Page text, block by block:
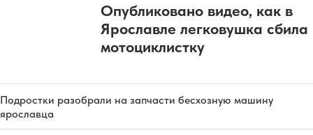
Опубликовано видео, как в
Ярославле легковушка сбила
мотоциклистку
Подростки разобрали на запчасти бесхозную машину
ярославца